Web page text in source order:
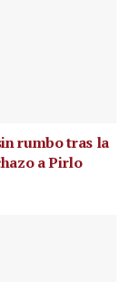
rumbo tras la
a Pirlo